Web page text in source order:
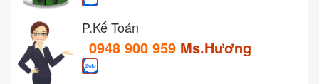
P.Kế Toán
0948 900 959 Ms.Hương